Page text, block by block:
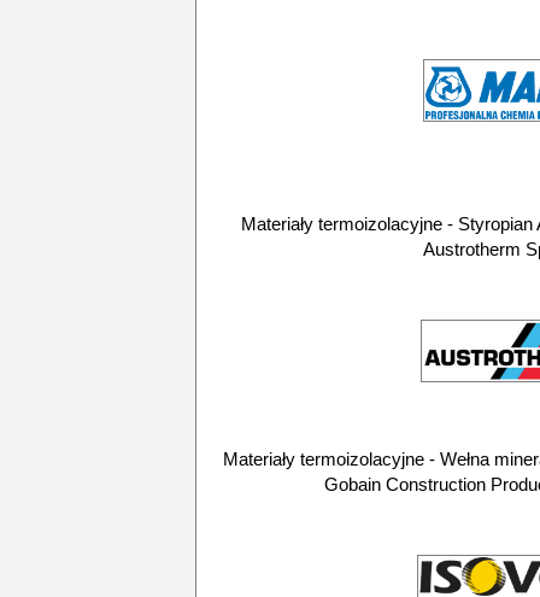
Materiały termoizolacyjne -
Austrotherm
Materiały termoizolacyjne - Wełna
Gobain Construction